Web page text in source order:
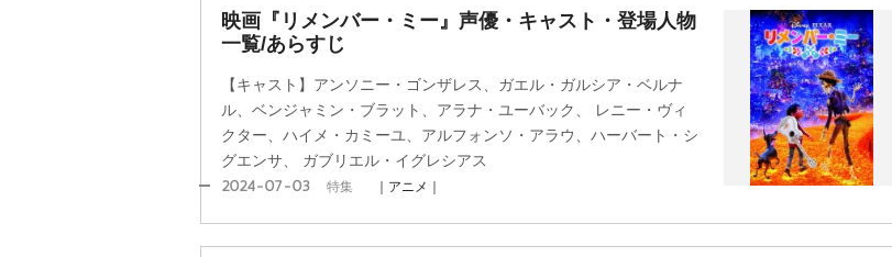
映画『リメンバー・ミー』声優・キャスト・登場人物
一覧/あらすじ
【キャスト】アンソニー・ゴンザレス、ガエル・ガルシア・ベルナ
ル、ベンジャミン・ブラット、アラナ・ユーバック、 レニー・ヴィ
クター、ハイメ・カミーユ、アルフォンソ・アラウ、ハーバート・シ
グエンサ、 ガブリエル・イグレシアス
2024-07-03 特集 ｜アニメ｜